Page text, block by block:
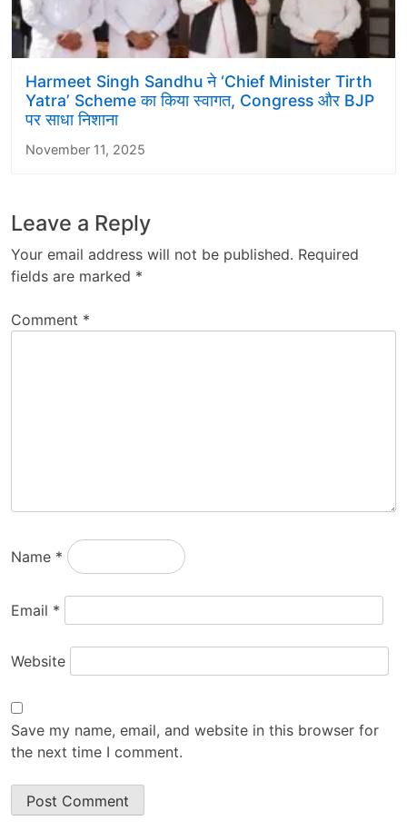
Harmeet Singh Sandhu ने ‘Chief Minister Tirth
Yatra’ Scheme का किया स्वागत, Congress और BJP
पर साधा निशाना
November 11, 2025
Leave a Reply
Your email address will not be published. Required
fields are marked *
Comment *
Name *
Email *
Website
Save my name, email, and website in this browser for
the next time I comment.